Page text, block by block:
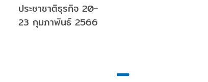
ข่าวสด 16 Nov 2025